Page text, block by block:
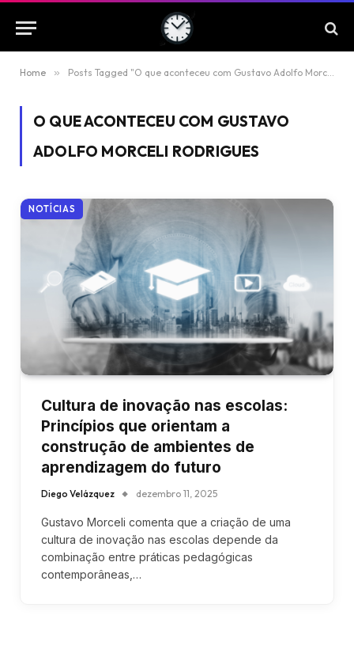
Home » Posts Tagged "O que aconteceu com Gustavo Adolfo Morceli Rodrigues"
O QUE ACONTECEU COM GUSTAVO
ADOLFO MORCELI RODRIGUES
NOTÍCIAS
Cultura de inovação nas escolas:
Princípios que orientam a
construção de ambientes de
aprendizagem do futuro
Diego Velázquez dezembro 11, 2025
Gustavo Morceli comenta que a criação de uma
cultura de inovação nas escolas depende da
combinação entre práticas pedagógicas
contemporâneas,…